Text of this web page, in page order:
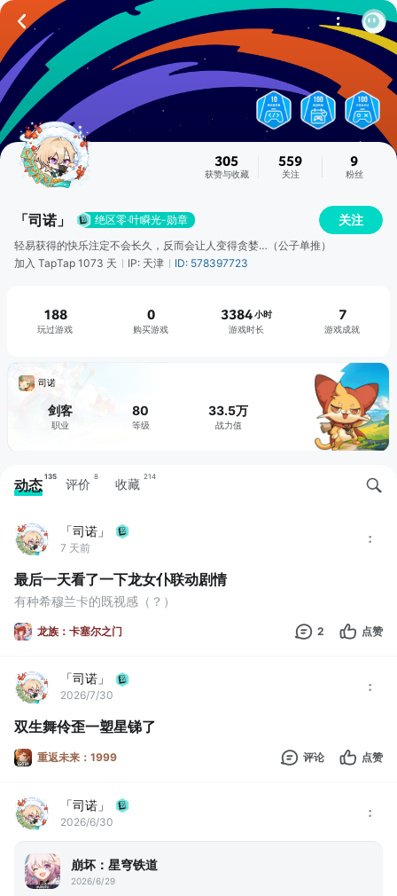
305
获赞与收藏
559
关注
9
粉丝
「司诺」 绝区零·叶瞬光-勋章 关注
轻易获得的快乐注定不会长久，反而会让人变得贪婪…（公子单推）
加入 TapTap 1073 天
IP: 天津 ID: 578397723
188
玩过游戏
0
购买游戏
3384小时
游戏时长
7
游戏成就
司诺
剑客
职业
80
等级
33.5万
战力值
动态 135 评价 8 收藏 214
「司诺」
7 天前
最后一天看了一下龙女仆联动剧情
有种希穆兰卡的既视感（？）
龙族：卡塞尔之门 2 点赞
「司诺」
2026/7/30
双生舞伶歪一塑星锑了
重返未来：1999 评论 点赞
「司诺」
2026/6/30
崩坏：星穹铁道
2026/6/29